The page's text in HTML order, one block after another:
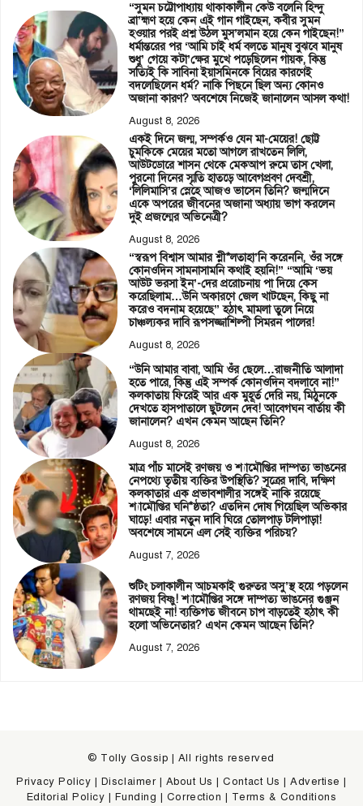
“সুমন চট্টোপাধ্যায় থাকাকালীন কেউ বলেনি হিন্দু
ব্রা’হ্মণ হয়ে কেন এই গান গাইছেন, কবীর সুমন
হওয়ার পরই প্রশ্ন উঠল মুস’লমান হয়ে কেন গাইছেন!”
ধর্মান্তরের পর ‘আমি চাই ধর্ম বলতে মানুষ বুঝবে মানুষ
শুধু’ গেয়ে কটা’ক্ষের মুখে পড়েছিলেন গায়ক, কিন্তু
সত্যিই কি সাবিনা ইয়াসমিনকে বিয়ের কারণেই
বদলেছিলেন ধর্ম? নাকি পিছনে ছিল অন্য কোনও
অজানা কারণ? অবশেষে নিজেই জানালেন আসল কথা!
August 8, 2026
একই দিনে জন্ম, সম্পর্কও যেন মা-মেয়ের! ছোট্ট
চুমকিকে মেয়ের মতো আগলে রাখতেন লিলি,
আউটডোরে শাসন থেকে মেকআপ রুমে তাস খেলা,
পুরনো দিনের স্মৃতি হাতড়ে আবেগপ্রবণ দেবশ্রী,
‘লিলিমাসি’র স্নেহে আজও ভাসেন তিনি? জন্মদিনে
একে অপরের জীবনের অজানা অধ্যায় ভাগ করলেন
দুই প্রজন্মের অভিনেত্রী?
August 8, 2026
“স্বরূপ বিশ্বাস আমার শ্লী*লতাহা’নি করেননি, ওঁর সঙ্গে
কোনওদিন সামনাসামনি কথাই হয়নি!” “আমি ‘ভয়
আউট ভরসা ইন’-দের প্ররোচনায় পা দিয়ে কেস
করেছিলাম…উনি অকারণে জেল খাটছেন, কিছু না
করেও বদনাম হয়েছে” হঠাৎ মামলা তুলে নিয়ে
চাঞ্চল্যকর দাবি রূপসজ্জাশিল্পী সিমরন পালের!
August 8, 2026
“উনি আমার বাবা, আমি ওঁর ছেলে…রাজনীতি আলাদা
হতে পারে, কিন্তু এই সম্পর্ক কোনওদিন বদলাবে না!”
কলকাতায় ফিরেই আর এক মুহূর্ত দেরি নয়, মিঠুনকে
দেখতে হাসপাতালে ছুটলেন দেব! আবেগঘন বার্তায় কী
জানালেন? এখন কেমন আছেন তিনি?
August 8, 2026
মাত্র পাঁচ মাসেই রণজয় ও শ্যামৌপ্তির দাম্পত্য ভাঙনের
নেপথ্যে তৃতীয় ব্যক্তির উপস্থিতি? সূত্রের দাবি, দক্ষিণ
কলকাতার এক প্রভাবশালীর সঙ্গেই নাকি রয়েছে
শ্যামৌপ্তির ঘনি*ষ্ঠতা? এতদিন দোষ গিয়েছিল অভিকার
ঘাড়ে! এবার নতুন দাবি ঘিরে তোলপাড় টলিপাড়া!
অবশেষে সামনে এল সেই ব্যক্তির পরিচয়?
August 7, 2026
শুটিং চলাকালীন আচমকাই গুরুতর অসু’স্থ হয়ে পড়লেন
রণজয় বিষ্ণু! শ্যামৌপ্তির সঙ্গে দাম্পত্য ভাঙনের গুঞ্জন
থামছেই না! ব্যক্তিগত জীবনে চাপ বাড়তেই হঠাৎ কী
হলো অভিনেতার? এখন কেমন আছেন তিনি?
August 7, 2026
© Tolly Gossip | All rights reserved
Privacy Policy | Disclaimer| About Us |Contact Us |Advertise |
Editorial Policy | Funding | Correction | Terms & Conditions